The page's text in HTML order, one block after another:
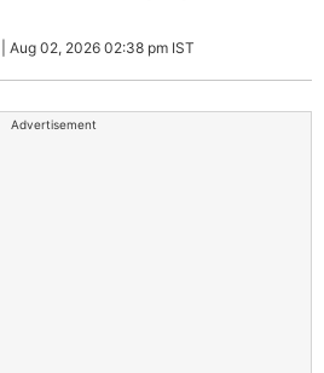
Aug 02, 2026 02:38 pm IST
Advertisement